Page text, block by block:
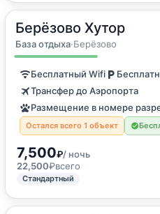
Берёзово Хутор
База отдыха·Берёзово
20м2·4 гостя
Дом для отпуска
Бесплатный Wifi
Трансфер до Аэропорта
Размещение в номере
Остался всего 1 объект
7,500₽/ ночь
22,500₽всего
Стандартный